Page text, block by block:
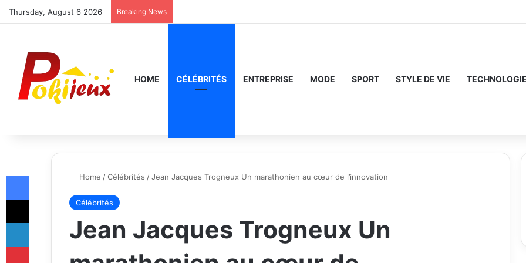
Thursday, August 6 2026 Breaking News
HOME CÉLÉBRITÉS ENTREPRISE MODE SPORT STYLE DE VIE TECHNOLOGIE
Home /Célébrités /Jean Jacques Trogneux Un marathonien au cœur de l’innovation
Célébrités
Jean Jacques Trogneux Un
Facebook
X
LinkedIn
Pinterest